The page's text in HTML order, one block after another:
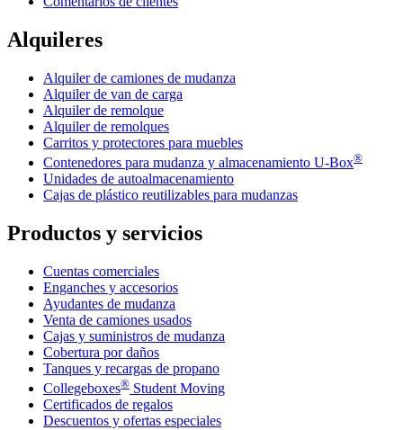
Alquileres
Alquiler de camiones de mudanza
Alquiler de van de carga
Alquiler de remolque
Alquiler de remolques
Carritos y protectores para muebles
Contenedores para mudanza y almacenamiento U-Box®
Unidades de autoalmacenamiento
Cajas de plástico reutilizables para mudanzas
Productos y servicios
Cuentas comerciales
Enganches y accesorios
Ayudantes de mudanza
Venta de camiones usados
Cajas y suministros de mudanza
Cobertura por daños
Tanques y recargas de propano
Collegeboxes® Student Moving
Certificados de regalos
Descuentos y ofertas especiales